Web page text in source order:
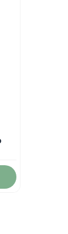
In winkelwagen